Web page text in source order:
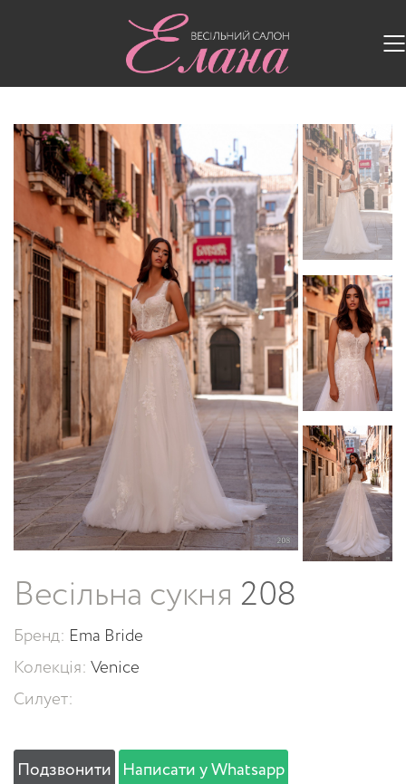
Весільні сукні/
Весільна сукня 208
Бренд: Ema Bride
Колекція: Venice
Силует:
Подзвонити Написати у Whatsapp